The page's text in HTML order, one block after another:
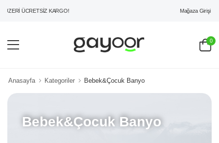
ÜCRETSİZ KARGO! Mağaza Girişi
0
Anasayfa Kategoriler Bebek&Çocuk Banyo
Bebek&Çocuk Banyo